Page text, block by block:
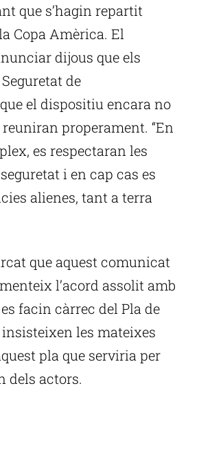
que s’hagin repartit
Copa Amèrica. El
dijous que els
de
el dispositiu encara no
properament. “En
es respectaran les
i en cap cas es
alienes, tant a terra
que aquest comunicat
l’acord assolit amb
facin càrrec del Pla de
insisteixen les mateixes
pla que serviria per
dels actors.